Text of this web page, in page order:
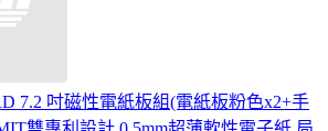
7.2 吋磁性電紙板組(電紙板粉色x2+手